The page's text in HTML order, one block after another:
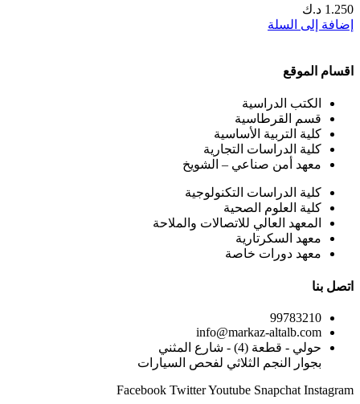
1.250 د.ك
إضافة إلى السلة
اقسام الموقع
الكتب الدراسية
قسم القرطاسية
كلية التربية الأساسية
كلية الدراسات التجارية
معهد أمن صناعي – الشويخ
كلية الدراسات التكنولوجية
كلية العلوم الصحية
المعهد العالي للاتصالات والملاحة
معهد السكرتارية
معهد دورات خاصة
اتصل بنا
99783210
info@markaz-altalb.com
حولي - قطعة (4) - شارع المثني
بجوار النجم الثلاثي لفحص السيارات
Facebook TwitterYoutube Snapchat Instagram